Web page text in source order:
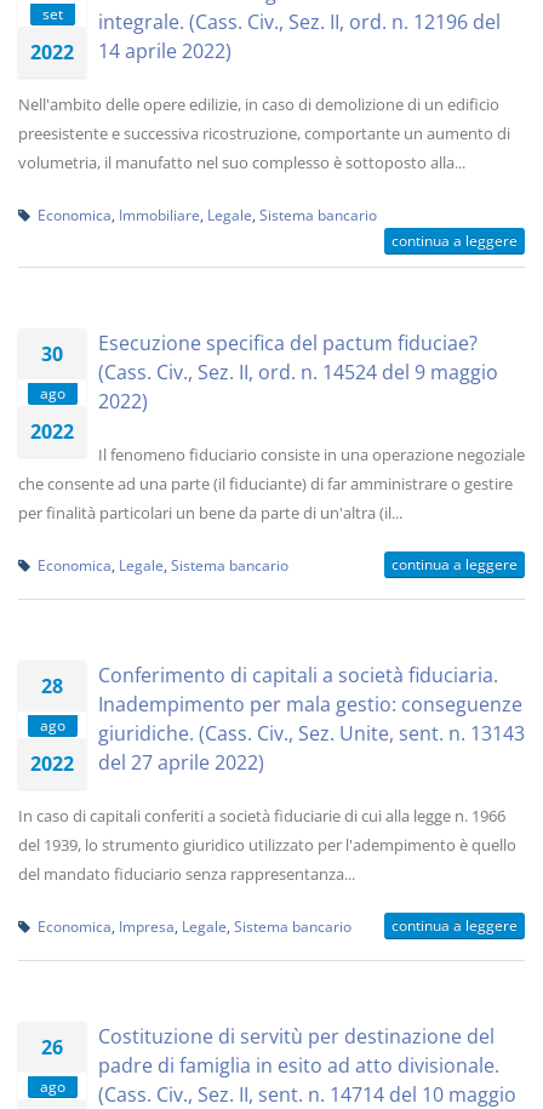
set
2022
integrale. (Cass. Civ., Sez. II, ord. n. 12196 del
14 aprile 2022)
Nell'ambito delle opere edilizie, in caso di demolizione di un edificio
preesistente e successiva ricostruzione, comportante un aumento di
volumetria, il manufatto nel suo complesso è sottoposto alla...
Economica Immobiliare Legale Sistema bancario
continua a leggere
30
ago
2022
Esecuzione specifica del pactum fiduciae?
(Cass. Civ., Sez. II, ord. n. 14524 del 9 maggio
2022)
Il fenomeno fiduciario consiste in una operazione negoziale
che consente ad una parte (il fiduciante) di far amministrare o gestire
per finalità particolari un bene da parte di un'altra (il...
Economica Legale Sistema bancario continua a leggere
28
ago
2022
Conferimento di capitali a società fiduciaria.
Inadempimento per mala gestio: conseguenze
giuridiche. (Cass. Civ., Sez. Unite, sent. n. 13143
del 27 aprile 2022)
In caso di capitali conferiti a società fiduciarie di cui alla legge n. 1966
del 1939, lo strumento giuridico utilizzato per l'adempimento è quello
del mandato fiduciario senza rappresentanza...
Economica Impresa Legale Sistema bancario continua a leggere
26
ago
Costituzione di servitù per destinazione del
padre di famiglia in esito ad atto divisionale.
(Cass. Civ., Sez. II, sent. n. 14714 del 10 maggio